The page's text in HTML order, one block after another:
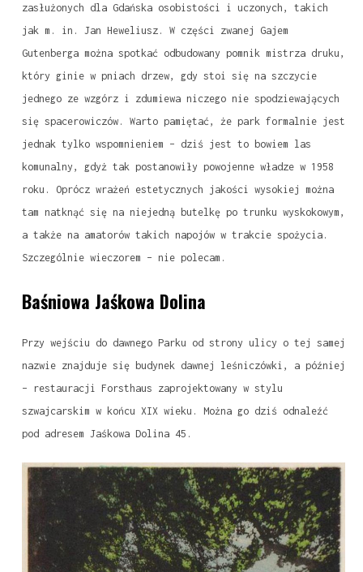
zasłużonych dla Gdańska osobistości i uczonych, takich
jak m. in. Jan Heweliusz. W części zwanej Gajem
Gutenberga można spotkać odbudowany pomnik mistrza druku,
który ginie w pniach drzew, gdy stoi się na szczycie
jednego ze wzgórz i zdumiewa niczego nie spodziewających
się spacerowiczów. Warto pamiętać, że park formalnie jest
jednak tylko wspomnieniem – dziś jest to bowiem las
komunalny, gdyż tak postanowiły powojenne władze w 1958
roku. Oprócz wrażeń estetycznych jakości wysokiej można
tam natknąć się na niejedną butelkę po trunku wyskokowym,
a także na amatorów takich napojów w trakcie spożycia.
Szczególnie wieczorem – nie polecam.
Baśniowa Jaśkowa Dolina
Przy wejściu do dawnego Parku od strony ulicy o tej samej
nazwie znajduje się budynek dawnej leśniczówki, a później
– restauracji Forsthaus zaprojektowany w stylu
szwajcarskim w końcu XIX wieku. Można go dziś odnaleźć
pod adresem Jaśkowa Dolina 45.